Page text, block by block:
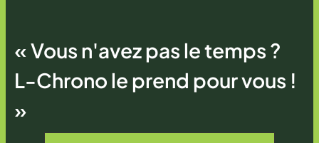
« Vous n'avez pas le temps ?
L-Chrono le prend pour vous !
»